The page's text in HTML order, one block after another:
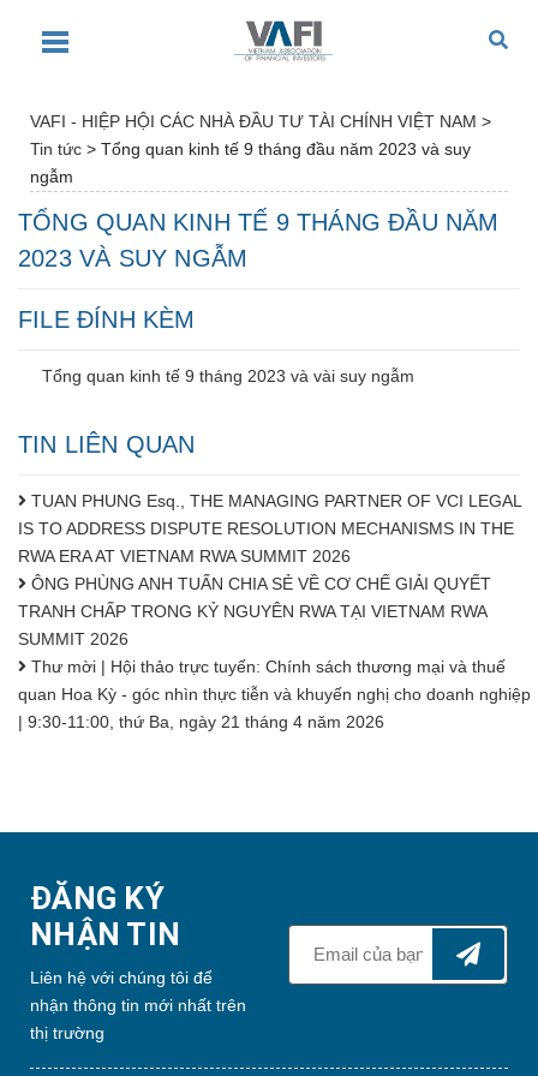
VAFI - HIỆP HỘI CÁC NHÀ ĐẦU TƯ TÀI CHÍNH VIỆT NAM >
Tin tức > Tổng quan kinh tế 9 tháng đầu năm 2023 và suy
ngẫm
TỔNG QUAN KINH TẾ 9 THÁNG ĐẦU NĂM
2023 VÀ SUY NGẪM
FILE ĐÍNH KÈM
Tổng quan kinh tế 9 tháng 2023 và vài suy ngẫm
TIN LIÊN QUAN
TUAN PHUNG Esq., THE MANAGING PARTNER OF VCI LEGAL
IS TO ADDRESS DISPUTE RESOLUTION MECHANISMS IN THE
RWA ERA AT VIETNAM RWA SUMMIT 2026
ÔNG PHÙNG ANH TUẤN CHIA SẺ VỀ CƠ CHẾ GIẢI QUYẾT
TRANH CHẤP TRONG KỶ NGUYÊN RWA TẠI VIETNAM RWA
SUMMIT 2026
Thư mời | Hội thảo trực tuyến: Chính sách thương mại và thuế
quan Hoa Kỳ - góc nhìn thực tiễn và khuyến nghị cho doanh nghiệp
| 9:30-11:00, thứ Ba, ngày 21 tháng 4 năm 2026
ĐĂNG KÝ
NHẬN TIN
Liên hệ với chúng tôi để
nhận thông tin mới nhất trên
thị trường